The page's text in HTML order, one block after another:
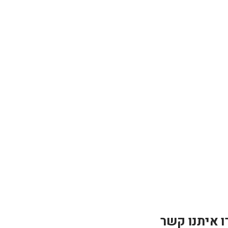
איתנו קשר